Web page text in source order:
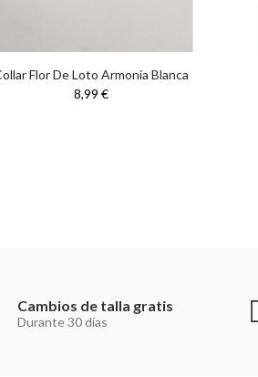
Flor De Loto Armonía Blanca
8,99 €
Cambios de talla gratis
Durante 30 días